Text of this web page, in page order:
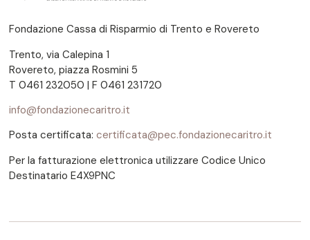
Fondazione Cassa di Risparmio di Trento e Rovereto
Trento, via Calepina 1
Rovereto, piazza Rosmini 5
T 0461 232050 | F 0461 231720
info@fondazionecaritro.it
Posta certificata: certificata@pec.fondazionecaritro.it
Per la fatturazione elettronica utilizzare Codice Unico
Destinatario E4X9PNC